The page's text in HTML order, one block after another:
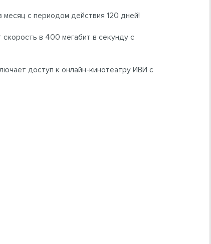
с периодом действия 120 дней!
в 400 мегабит в секунду с
доступ к онлайн-кинотеатру ИВИ с